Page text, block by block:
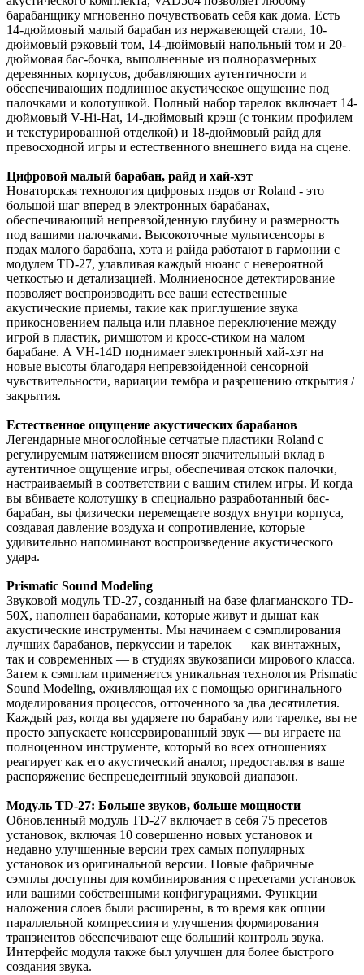
барабанщику мгновенно почувствовать себя как дома. Есть
14-дюймовый малый барабан из нержавеющей стали, 10-
дюймовый рэковый том, 14-дюймовый напольный том и 20-
дюймовая бас-бочка, выполненные из полноразмерных
деревянных корпусов, добавляющих аутентичности и
обеспечивающих подлинное акустическое ощущение под
палочками и колотушкой. Полный набор тарелок включает 14-
дюймовый V-Hi-Hat, 14-дюймовый крэш (с тонким профилем
и текстурированной отделкой) и 18-дюймовый райд для
превосходной игры и естественного внешнего вида на сцене.
Цифровой малый барабан, райд и хай-хэт
Новаторская технология цифровых пэдов от Roland - это
большой шаг вперед в электронных барабанах,
обеспечивающий непревзойденную глубину и размерность
под вашими палочками. Высокоточные мультисенсоры в
пэдах малого барабана, хэта и райда работают в гармонии с
модулем TD-27, улавливая каждый нюанс с невероятной
четкостью и детализацией. Молниеносное детектирование
позволяет воспроизводить все ваши естественные
акустические приемы, такие как приглушение звука
прикосновением пальца или плавное переключение между
игрой в пластик, римшотом и кросс-стиком на малом
барабане. А VH-14D поднимает электронный хай-хэт на
новые высоты благодаря непревзойденной сенсорной
чувствительности, вариации тембра и разрешению открытия /
закрытия.
Естественное ощущение акустических барабанов
Легендарные многослойные сетчатые пластики Roland с
регулируемым натяжением вносят значительный вклад в
аутентичное ощущение игры, обеспечивая отскок палочки,
настраиваемый в соответствии с вашим стилем игры. И когда
вы вбиваете колотушку в специально разработанный бас-
барабан, вы физически перемещаете воздух внутри корпуса,
создавая давление воздуха и сопротивление, которые
удивительно напоминают воспроизведение акустического
удара.
Prismatic Sound Modeling
Звуковой модуль TD-27, созданный на базе флагманского TD-
50X, наполнен барабанами, которые живут и дышат как
акустические инструменты. Мы начинаем с сэмплирования
лучших барабанов, перкуссии и тарелок — как винтажных,
так и современных — в студиях звукозаписи мирового класса.
Затем к сэмплам применяется уникальная технология Prismatic
Sound Modeling, оживляющая их с помощью оригинального
моделирования процессов, отточенного за два десятилетия.
Каждый раз, когда вы ударяете по барабану или тарелке, вы не
просто запускаете консервированный звук — вы играете на
полноценном инструменте, который во всех отношениях
реагирует как его акустический аналог, предоставляя в ваше
распоряжение беспрецедентный звуковой диапазон.
Модуль TD-27: Больше звуков, больше мощности
Обновленный модуль TD-27 включает в себя 75 пресетов
установок, включая 10 совершенно новых установок и
недавно улучшенные версии трех самых популярных
установок из оригинальной версии. Новые фабричные
сэмплы доступны для комбинирования с пресетами установок
или вашими собственными конфигурациями. Функции
наложения слоев были расширены, в то время как опции
параллельной компрессиия и улучшения формирования
транзиентов обеспечивают еще больший контроль звука.
Интерфейс модуля также был улучшен для более быстрого
создания звука.